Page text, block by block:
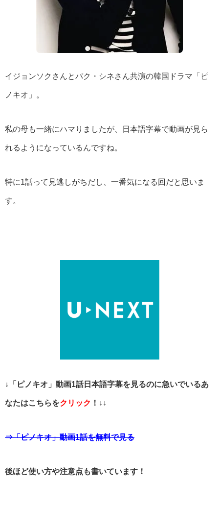
イジョンソクさんとパク・シネさん共演の韓国ドラマ「ピ
ノキオ」。
私の母も一緒にハマりましたが、日本語字幕で動画が見ら
れるようになっているんですね。
特に1話って見逃しがちだし、一番気になる回だと思いま
す。
↓「ピノキオ」動画1話日本語字幕を見るのに急いでいるあ
なたはこちらをクリック ！↓↓
⇒「ピノキオ」動画1話を無料で見る
後ほど使い方や注意点も書いています！